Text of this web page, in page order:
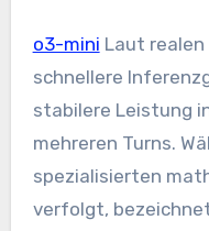
o3-mini Laut
schnellere
stabilere Leistung
mehreren Turns.
spezialisierten
verfolgt,